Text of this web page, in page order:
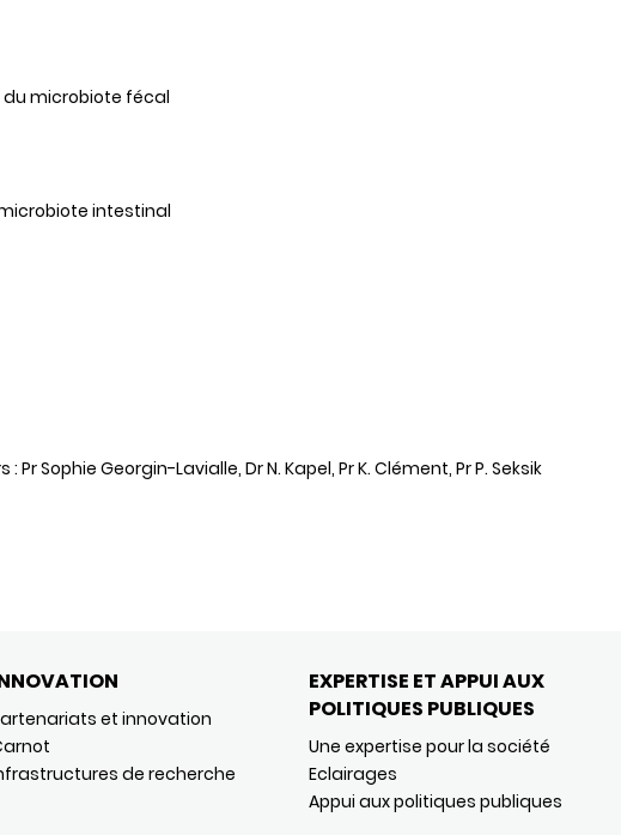
microbiote fécal
intestinal
Sophie Georgin-Lavialle, Dr N. Kapel, Pr K. Clément, Pr P. Seksik
et innovation
de recherche
EXPERTISE ET APPUI AUX
POLITIQUES PUBLIQUES
Une expertise pour la société
Eclairages
Appui aux politiques publiques